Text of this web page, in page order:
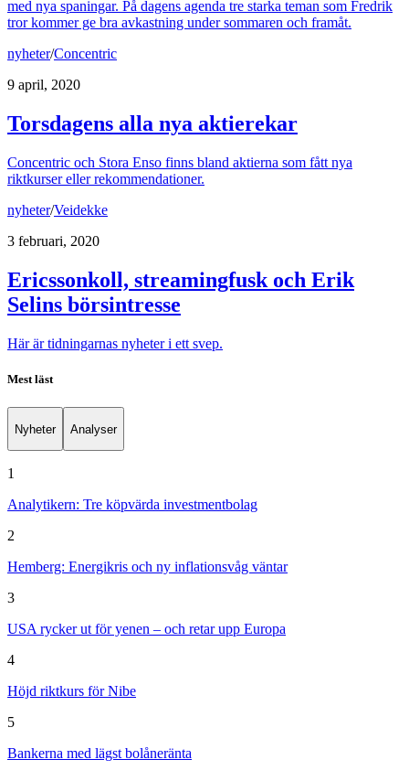
med nya spaningar. På dagens agenda tre starka teman som Fredrik
tror kommer ge bra avkastning under sommaren och framåt.
nyheter/Concentric
9 april, 2020
Torsdagens alla nya aktierekar
Concentric och Stora Enso finns bland aktierna som fått nya
riktkurser eller rekommendationer.
nyheter/Veidekke
3 februari, 2020
Ericssonkoll, streamingfusk och Erik
Selins börsintresse
Här är tidningarnas nyheter i ett svep.
Mest läst
Nyheter Analyser
1
Analytikern: Tre köpvärda investmentbolag
2
Hemberg: Energikris och ny inflationsvåg väntar
3
USA rycker ut för yenen – och retar upp Europa
4
Höjd riktkurs för Nibe
5
Bankerna med lägst bolåneränta